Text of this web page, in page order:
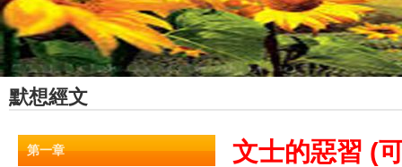
默想經文
第一章 文士的惡習 (